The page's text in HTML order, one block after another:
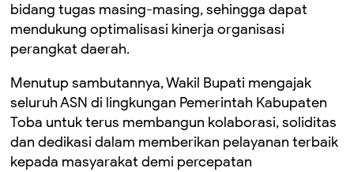
bidang tugas masing-masing, sehingga dapat
mendukung optimalisasi kinerja organisasi
perangkat daerah.
Menutup sambutannya, Wakil Bupati mengajak
seluruh ASN di lingkungan Pemerintah Kabupaten
Toba untuk terus membangun kolaborasi, soliditas
dan dedikasi dalam memberikan pelayanan terbaik
kepada masyarakat demi percepatan